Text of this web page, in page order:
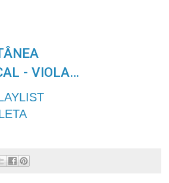
- VIOLA